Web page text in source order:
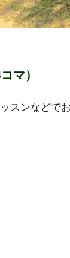
マ）
スンなどで